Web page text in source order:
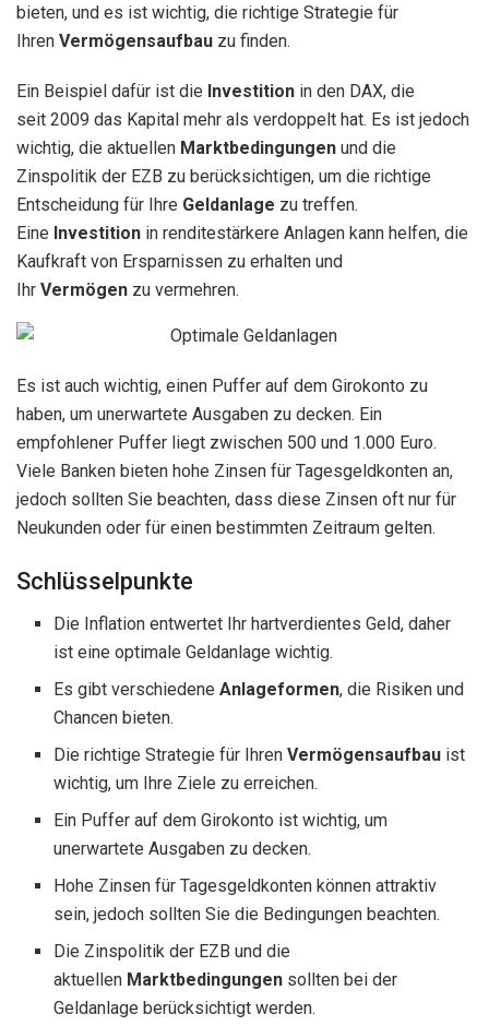
bieten, und es ist wichtig, die richtige Strategie für
Ihren Vermögensaufbau zu finden.
Ein Beispiel dafür ist die Investition in den DAX, die
seit 2009 das Kapital mehr als verdoppelt hat. Es ist jedoch
wichtig, die aktuellen Marktbedingungen und die
Zinspolitik der EZB zu berücksichtigen, um die richtige
Entscheidung für Ihre Geldanlage zu treffen.
Eine Investition in renditestärkere Anlagen kann helfen, die
Kaufkraft von Ersparnissen zu erhalten und
Ihr Vermögen zu vermehren.
Es ist auch wichtig, einen Puffer auf dem Girokonto zu
haben, um unerwartete Ausgaben zu decken. Ein
empfohlener Puffer liegt zwischen 500 und 1.000 Euro.
Viele Banken bieten hohe Zinsen für Tagesgeldkonten an,
jedoch sollten Sie beachten, dass diese Zinsen oft nur für
Neukunden oder für einen bestimmten Zeitraum gelten.
Schlüsselpunkte
Die Inflation entwertet Ihr hartverdientes Geld, daher
ist eine optimale Geldanlage wichtig.
Es gibt verschiedeneAnlageformen, die Risiken und
Chancen bieten.
Die richtige Strategie für IhrenVermögensaufbau ist
wichtig, um Ihre Ziele zu erreichen.
Ein Puffer auf dem Girokonto ist wichtig, um
unerwartete Ausgaben zu decken.
Hohe Zinsen für Tagesgeldkonten können attraktiv
sein, jedoch sollten Sie die Bedingungen beachten.
Die Zinspolitik der EZB und die
aktuellen Marktbedingungen sollten bei der
Geldanlage berücksichtigt werden.